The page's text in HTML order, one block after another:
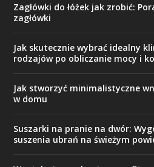
Zagłówki do łóżek jak zrobić:
zagłówki
Jak skutecznie wybrać idealny
rodzajów po obliczanie mocy i
Jak stworzyć minimalistyczne
w domu
Suszarki na pranie na dwór:
suszenia ubrań na świeżym